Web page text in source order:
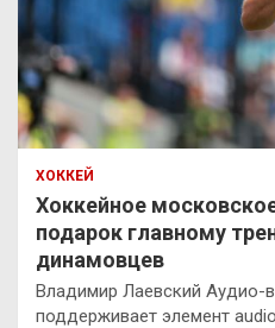
ХОККЕЙ
Хоккейное
подарок главному
динамовцев
Владимир Лаевский Аудио-
поддерживает элемент